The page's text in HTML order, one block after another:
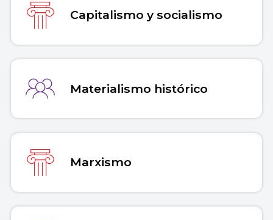
Capitalismo y socialismo
Materialismo histórico
Marxismo